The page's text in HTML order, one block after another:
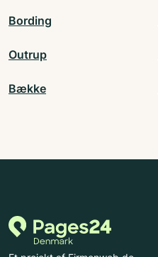
Bording
Outrup
Bække